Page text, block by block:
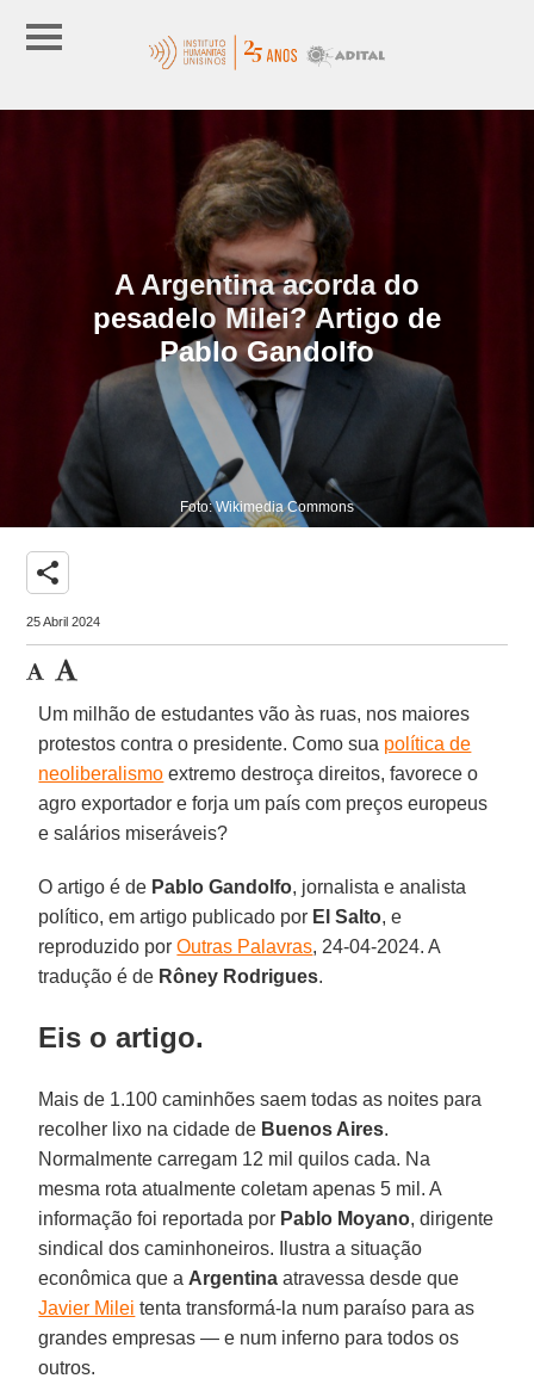
A Argentina acorda do
pesadelo Milei? Artigo de
Pablo Gandolfo
Foto: Wikimedia Commons
share
25 Abril 2024
Um milhão de estudantes vão às ruas, nos maiores
protestos contra o presidente. Como sua política de
neoliberalismo extremo destroça direitos, favorece o
agro exportador e forja um país com preços europeus
e salários miseráveis?
O artigo é de Pablo Gandolfo, jornalista e analista
político, em artigo publicado por El Salto, e
reproduzido porOutras Palavras, 24-04-2024. A
tradução é de Rôney Rodrigues.
Eis o artigo.
Mais de 1.100 caminhões saem todas as noites para
recolher lixo na cidade de Buenos Aires.
Normalmente carregam 12 mil quilos cada. Na
mesma rota atualmente coletam apenas 5 mil. A
informação foi reportada por Pablo Moyano, dirigente
sindical dos caminhoneiros. Ilustra a situação
econômica que a Argentina atravessa desde que
Javier Milei tenta transformá-la num paraíso para as
grandes empresas — e num inferno para todos os
outros.